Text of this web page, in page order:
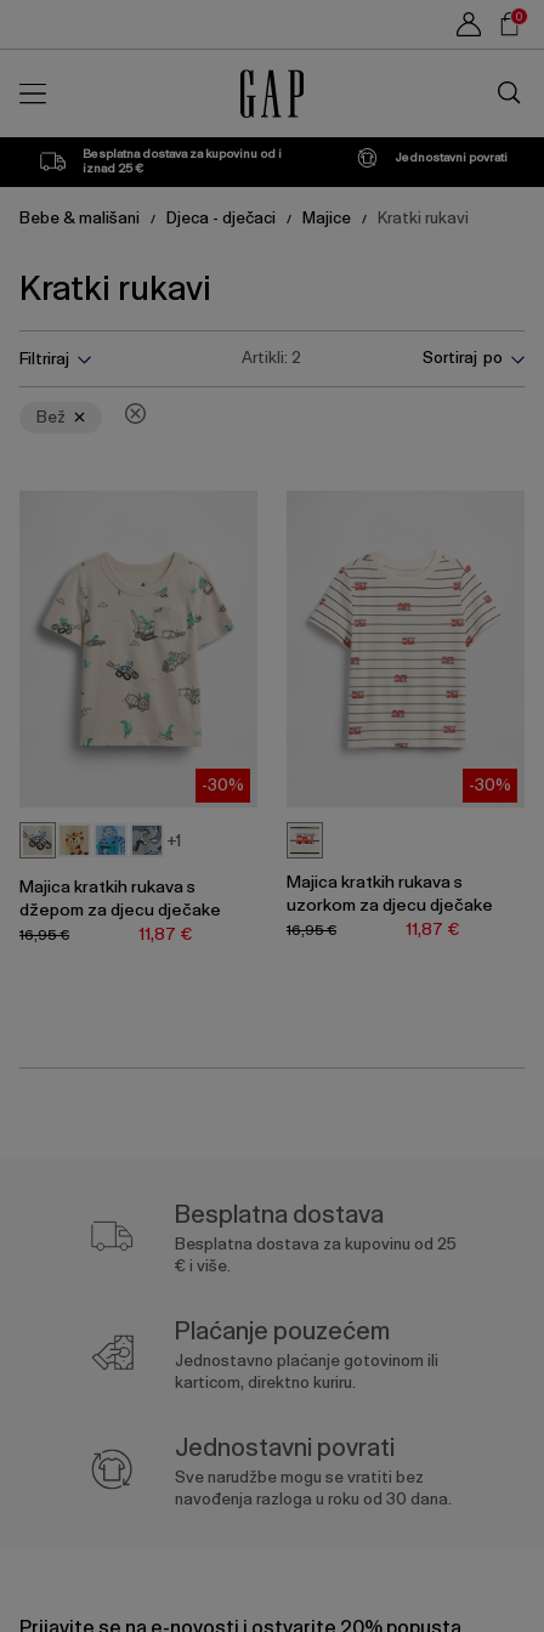
0
trgovini
Besplatna dostava za kupovinu od i
iznad 25 €
Jednostavni povrati
Bebe & mališani / Djeca - dječaci / Majice / Kratki rukavi
Kratki rukavi
tipku
Enter
za
Filtriraj Artikli: 2 Sortiraj po
Bež
-30%
+1
Majica kratkih rukava s
džepom za djecu dječake
11,87 €
16,95 €
-30%
Majica kratkih rukava s
uzorkom za djecu dječake
11,87 €
16,95 €
Besplatna dostava
Besplatna dostava za kupovinu od 25
€ i više.
Plaćanje pouzećem
Jednostavno plaćanje gotovinom ili
karticom, direktno kuriru.
Jednostavni povrati
Sve narudžbe mogu se vratiti bez
navođenja razloga u roku od 30 dana.